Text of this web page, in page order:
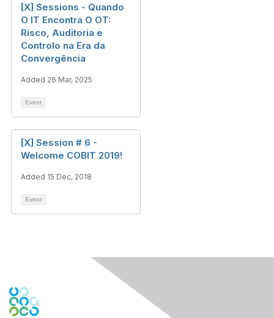
[X] Sessions - Quando
O IT Encontra O OT:
Risco, Auditoria e
Controlo na Era da
Convergência
Added 26 Mar, 2025
Event
[X] Session # 6 -
Welcome COBIT 2019!
Added 15 Dec, 2018
Event